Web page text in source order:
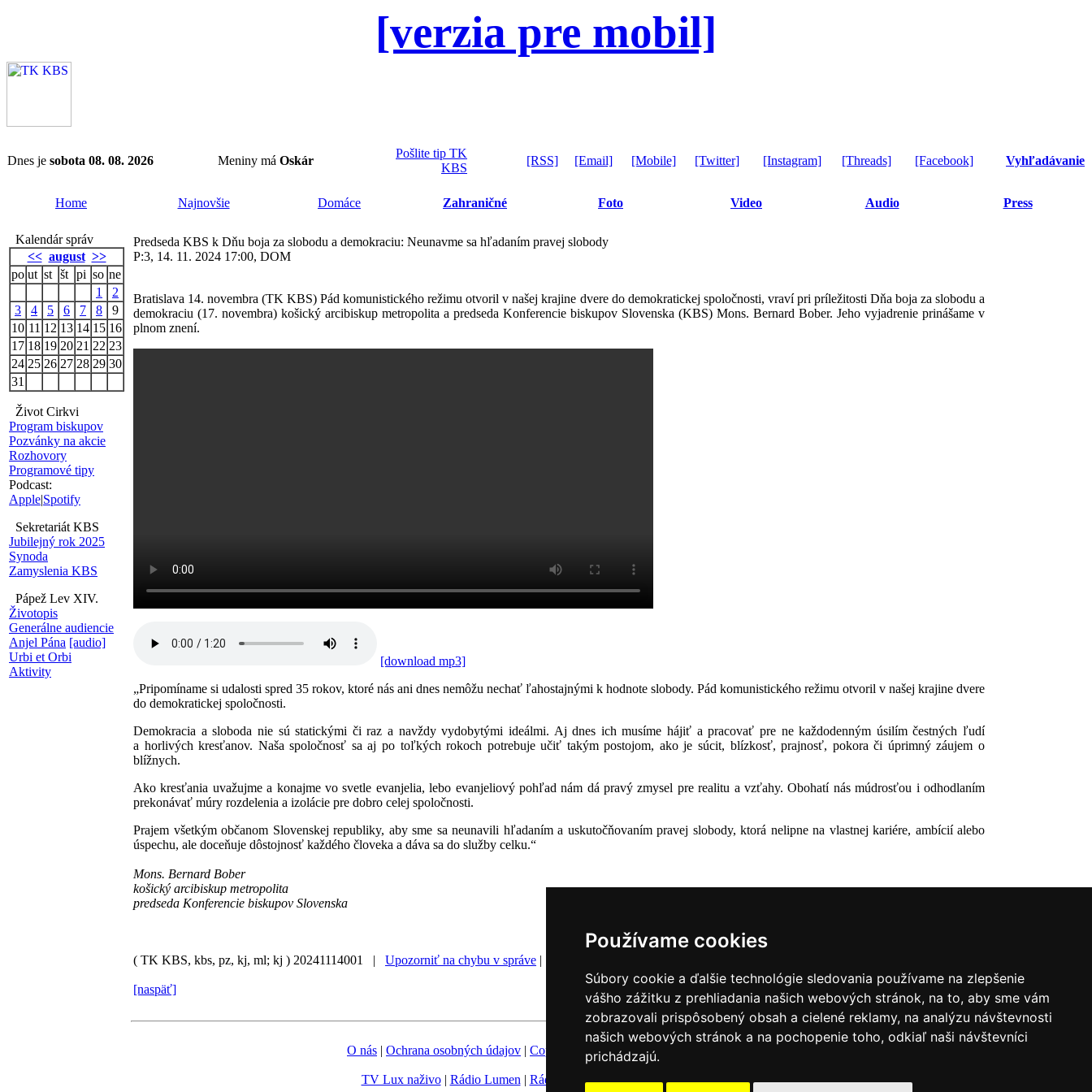
Používame cookies
Súbory cookie a ďalšie technológie sledovania používame na zlepšenie
vášho zážitku z prehliadania našich webových stránok, na to, aby sme vám
zobrazovali prispôsobený obsah a cielené reklamy, na analýzu návštevnosti
našich webových stránok a na pochopenie toho, odkiaľ naši návštevníci
prichádzajú.
[verzia pre mobil]
Dnes je sobota 08. 08. 2026 Meniny má Oskár
Pošlite tip TK
KBS
[RSS] [Email] [Mobile] [Twitter] [Instagram] [Threads] [Facebook] Vyhľadávanie
Home Najnovšie Domáce Zahraničné Foto Video Audio Press
Kalendár správ
<< august >>
po ut st št pi so ne
1
2
3
4 5 6 7 8
9
10 11 12 13 14 15 16
17 18 19 20 21 22 23
24 25 26 27 28 29 30
31
Život Cirkvi
Program biskupov
Pozvánky na akcie
Rozhovory
Programové tipy
Podcast:
Apple|Spotify
Sekretariát KBS
Jubilejný rok 2025
Synoda
Zamyslenia KBS
Pápež Lev XIV.
Životopis
Generálne audiencie
Anjel Pána [audio]
Urbi et Orbi
Aktivity
Predseda KBS k Dňu boja za slobodu a demokraciu: Neunavme sa hľadaním pravej slobody
P:3, 14. 11. 2024 17:00, DOM
Bratislava 14. novembra (TK KBS) Pád komunistického režimu otvoril v našej krajine dvere do demokratickej spoločnosti, vraví pri príležitosti Dňa boja za slobodu a
demokraciu (17. novembra) košický arcibiskup metropolita a predseda Konferencie biskupov Slovenska (KBS) Mons. Bernard Bober. Jeho vyjadrenie prinášame v
plnom znení.
[download mp3]
„Pripomíname si udalosti spred 35 rokov, ktoré nás ani dnes nemôžu nechať ľahostajnými k hodnote slobody. Pád komunistického režimu otvoril v našej krajine dvere
do demokratickej spoločnosti.
Demokracia a sloboda nie sú statickými či raz a navždy vydobytými ideálmi. Aj dnes ich musíme hájiť a pracovať pre ne každodenným úsilím čestných ľudí
a horlivých kresťanov. Naša spoločnosť sa aj po toľkých rokoch potrebuje učiť takým postojom, ako je súcit, blízkosť, prajnosť, pokora či úprimný záujem o
blížnych.
Ako kresťania uvažujme a konajme vo svetle evanjelia, lebo evanjeliový pohľad nám dá pravý zmysel pre realitu a vzťahy. Obohatí nás múdrosťou i odhodlaním
prekonávať múry rozdelenia a izolácie pre dobro celej spoločnosti.
Prajem všetkým občanom Slovenskej republiky, aby sme sa neunavili hľadaním a uskutočňovaním pravej slobody, ktorá nelipne na vlastnej kariére, ambícií alebo
úspechu, ale doceňuje dôstojnosť každého človeka a dáva sa do služby celku.“
Mons. Bernard Bober
košický arcibiskup metropolita
predseda Konferencie biskupov Slovenska
( TK KBS, kbs, pz, kj, ml; kj ) 20241114001 | Upozorniť na chybu v správe |
[naspäť]
O nás | Ochrana osobných údajov | Copyright Fotobanka |Hovorca KBS
TV Lux naživo| Rádio Lumen | Rádio Vatikán|SSV|Katolícke noviny|Výveska|Do kostola